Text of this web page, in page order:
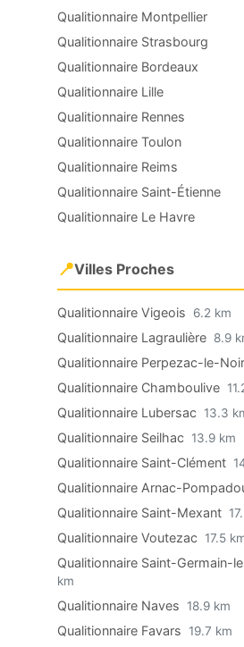
Qualitionnaire Montpellier
Qualitionnaire Strasbourg
Qualitionnaire Bordeaux
Qualitionnaire Lille
Qualitionnaire Rennes
Qualitionnaire Toulon
Qualitionnaire Reims
Qualitionnaire Saint-Étienne
Qualitionnaire Le Havre
📍Villes Proches
Qualitionnaire Vigeois 6.2 km
Qualitionnaire Lagraulière 8.9
Qualitionnaire Perpezac-le-Noir
Qualitionnaire Chamboulive
Qualitionnaire Lubersac 13.3
Qualitionnaire Seilhac 13.9 km
Qualitionnaire Saint-Clément
Qualitionnaire Arnac-
Qualitionnaire Saint-Mexant
Qualitionnaire Voutezac 17.5
Qualitionnaire Saint-Germain-
km
Qualitionnaire Naves 18.9 km
Qualitionnaire Favars 19.7 km